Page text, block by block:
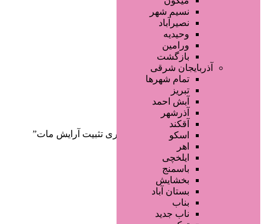
نسیم شهر
نصیرآباد
وحیدیه
ورامین
بازگشت
آذربایجان شرقی
تمام شهر‌ها
تبریز
آبش احمد
آذرشهر
آقکند
اسکو
اهر
ایلخچی
باسمنج
بخشایش
بستان آباد
بناب
ناب جدید
لیست سایتهای تبلیغاتی
دسته‌بندی‌ها
/ محصولات برچسب خورده “اسپری تثبیت آرایش مات”